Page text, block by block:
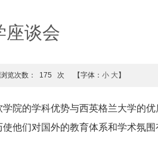
座谈会
浏览次数： 175 次 【字体： 小 大】
院的学科优势与西英格兰大学的
他们对国外的教育体系和学术氛